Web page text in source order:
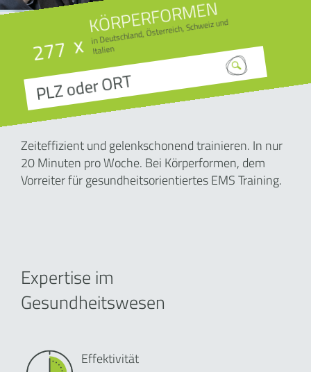
Zeiteffizient und gelenkschonend trainieren. In nur
20 Minuten pro Woche. Bei Körperformen, dem
Vorreiter für gesundheitsorientiertes EMS Training.
277 x
KÖRPERFORMEN
in Deutschland, Österreich, Schweiz und
Italien
Expertise im
Gesundheitswesen
Effektivität